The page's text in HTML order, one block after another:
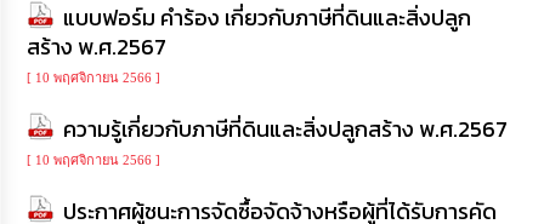
แบบฟอร์ม คำร้อง เกี่ยวกับภาษีที่ดินและสิ่งปลูก
สร้าง พ.ศ.2567
[ 10 พฤศจิกายน 2566 ]
ความรู้เกี่ยวกับภาษีที่ดินและสิ่งปลูกสร้าง พ.ศ.2567
[ 10 พฤศจิกายน 2566 ]
ประกาศผู้ชนะการจัดซื้อจัดจ้างหรือผู้ที่ได้รับการคัด